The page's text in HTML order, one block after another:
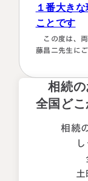
１番大き
ことです
この度は、両
藤昌二先生に
ュートラルでした。 ②丁寧なご対応とわ
した。 素人
えて下さいました。 ③お人柄と同様に、専
相続の
全国どこ
相続